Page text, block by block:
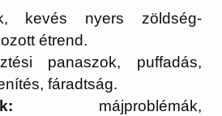
kevés nyers zöldség-
étrend.
panaszok, puffadás,
fáradtság.
májproblémák,